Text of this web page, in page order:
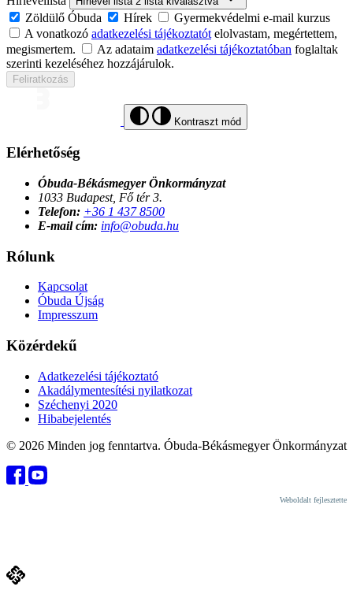
Zöldülő Óbuda Hírek
Gyermekvédelmi e-mail kurzus
A vonatkozó adatkezelési tájékoztatót elolvastam, megértettem,
megismertem.
Az adataim adatkezelési tájékoztatóban foglaltak
szerinti kezeléséhez hozzájárulok.
Feliratkozás
Kontraszt mód
Elérhetőség
Óbuda-Békásmegyer Önkormányzat
1033 Budapest, Fő tér 3.
Telefon: +36 1 437 8500
E-mail cím: info@obuda.hu
Rólunk
Kapcsolat
Óbuda Újság
Impresszum
Közérdekű
Adatkezelési tájékoztató
Akadálymentesítési nyilatkozat
Széchenyi 2020
Hibabejelentés
© 2026 Minden jog fenntartva. Óbuda-Békásmegyer Önkormányzat
Weboldalt fejlesztette